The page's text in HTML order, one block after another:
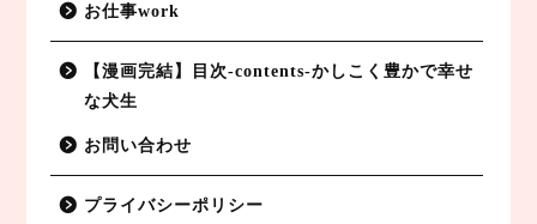
お仕事work
【漫画完結】目次-contents-かしこく豊かで幸せ
な犬生
お問い合わせ
プライバシーポリシー